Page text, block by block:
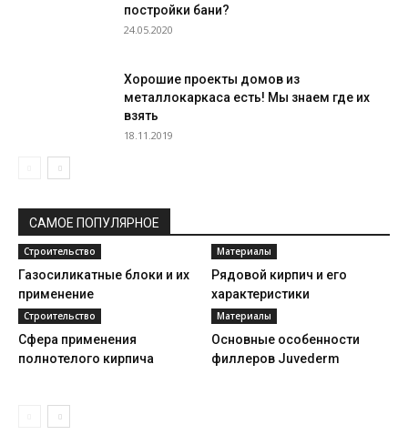
постройки бани?
24.05.2020
Хорошие проекты домов из
металлокаркаса есть! Мы знаем где их
взять
18.11.2019
САМОЕ ПОПУЛЯРНОЕ
Строительство
Газосиликатные блоки и их
применение
Материалы
Рядовой кирпич и его
характеристики
Строительство
Сфера применения
полнотелого кирпича
Материалы
Основные особенности
филлеров Juvederm